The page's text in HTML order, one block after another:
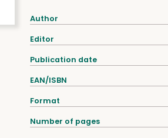
Author
Editor
Publication date
EAN/ISBN
Format
Number of pages